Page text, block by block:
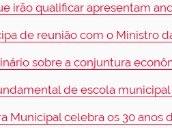
irão qualificar apresentam
de reunião com o Ministro
sobre a conjuntura
de escola
Municipal celebra os 30 anos